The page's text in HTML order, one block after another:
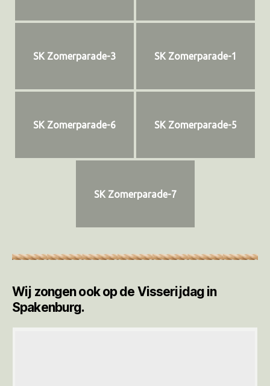
SK Zomerparade-3 SK Zomerparade-1
SK Zomerparade-6 SK Zomerparade-5
SK Zomerparade-7
Wij zongen ook op de Visserijdag in
Spakenburg.